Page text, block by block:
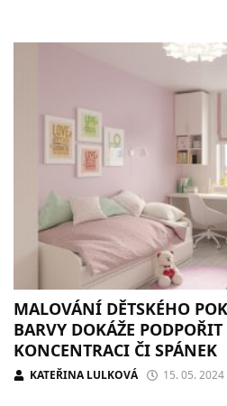
MALOVÁNÍ DĚTSKÉHO
BARVY DOKÁŽE PODPOŘIT
KONCENTRACI ČI SPÁNEK
KATEŘINA LULKOVÁ 15. 05. 2024